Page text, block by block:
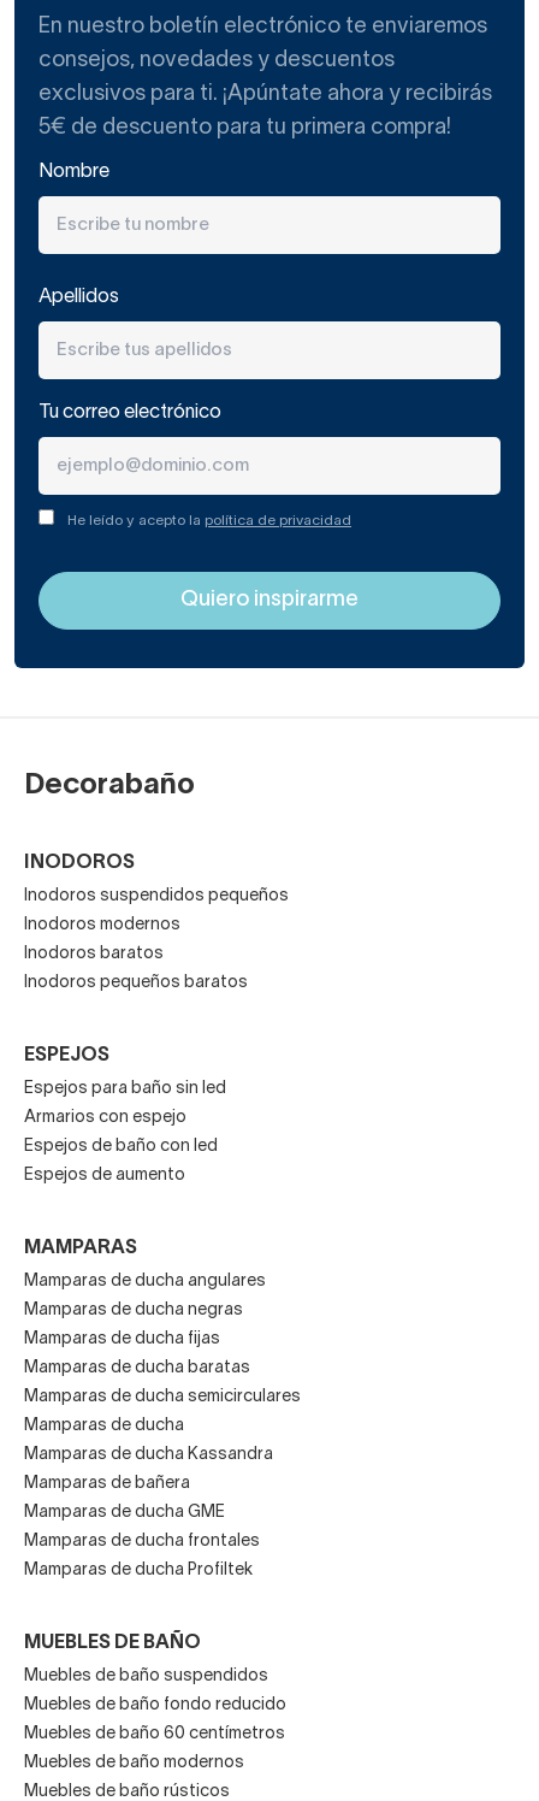
En nuestro boletín electrónico te enviaremos
consejos, novedades y descuentos
exclusivos para ti. ¡Apúntate ahora y recibirás
5€ de descuento para tu primera compra!
Nombre
Apellidos
Tu correo electrónico
He leído y acepto la política de privacidad
Decorabaño
INODOROS
Inodoros suspendidos pequeños
Inodoros modernos
Inodoros baratos
Inodoros pequeños baratos
ESPEJOS
Espejos para baño sin led
Armarios con espejo
Espejos de baño con led
Espejos de aumento
MAMPARAS
Mamparas de ducha angulares
Mamparas de ducha negras
Mamparas de ducha fijas
Mamparas de ducha baratas
Mamparas de ducha semicirculares
Mamparas de ducha
Mamparas de ducha Kassandra
Mamparas de bañera
Mamparas de ducha GME
Mamparas de ducha frontales
Mamparas de ducha Profiltek
MUEBLES DE BAÑO
Muebles de baño suspendidos
Muebles de baño fondo reducido
Muebles de baño 60 centímetros
Muebles de baño modernos
Muebles de baño rústicos